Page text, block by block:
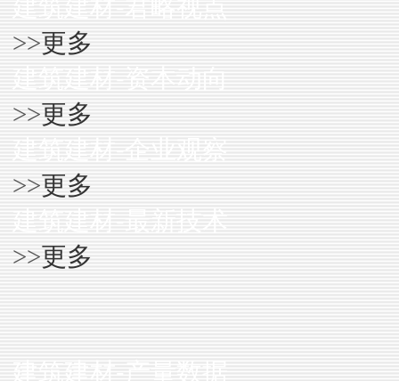
>>更多
>>更多
>>更多
>>更多